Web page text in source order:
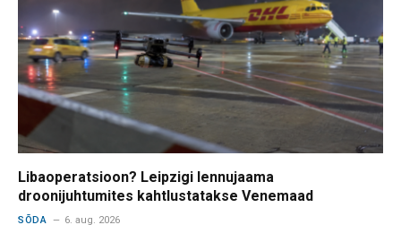
Libaoperatsioon? Leipzigi lennujaama
droonijuhtumites kahtlustatakse Venemaad
SÕDA 6. aug. 2026